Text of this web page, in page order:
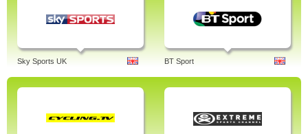
Sky Sports UK BT Sport